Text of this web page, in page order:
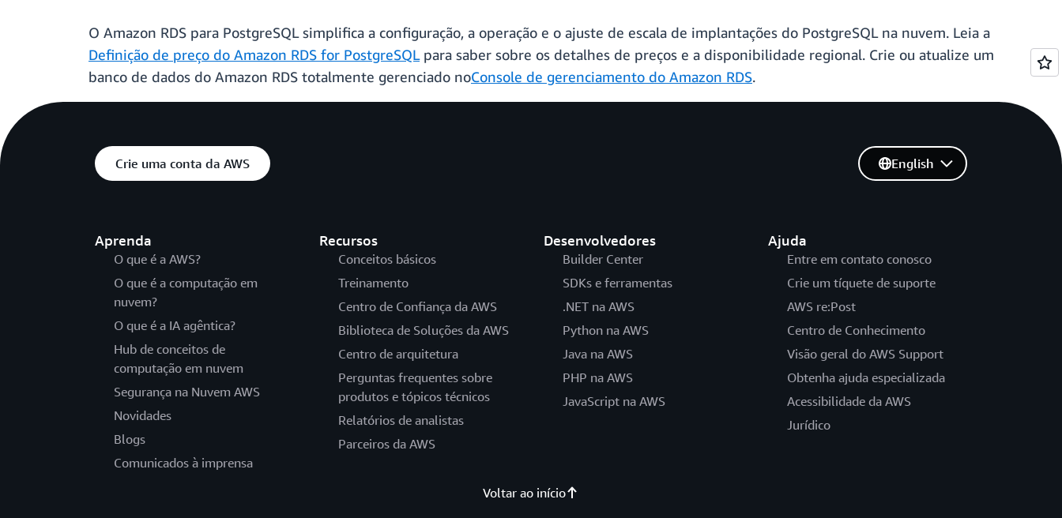
O Amazon RDS para PostgreSQL simplifica a configuração, a operação e o ajuste de escala de implantações do PostgreSQL na nuvem. Leia a
Definição de preço do Amazon RDS for PostgreSQLpara saber sobre os detalhes de preços e a disponibilidade regional. Crie ou atualize um
banco de dados do Amazon RDS totalmente gerenciado noConsole de gerenciamento do Amazon RDS.
Crie uma conta da AWS
Aprenda
O que é a AWS?
O que é a computação em
nuvem?
O que é a IA agêntica?
Hub de conceitos de
computação em nuvem
Segurança na Nuvem AWS
Novidades
Blogs
Comunicados à imprensa
Recursos
Conceitos básicos
Treinamento
Centro de Confiança da AWS
Biblioteca de Soluções da AWS
Centro de arquitetura
Perguntas frequentes sobre
produtos e tópicos técnicos
Relatórios de analistas
Parceiros da AWS
Desenvolvedores
Builder Center
SDKs e ferramentas
.NET na AWS
Python na AWS
Java na AWS
PHP na AWS
JavaScript na AWS
Ajuda
Entre em contato conosco
Crie um tíquete de suporte
AWS re:Post
Centro de Conhecimento
Visão geral do AWS Support
Obtenha ajuda especializada
Acessibilidade da AWS
Jurídico
English
Voltar ao início